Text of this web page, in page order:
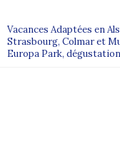
Vacances Adaptées en
Strasbourg, Colmar et
Europa Park,